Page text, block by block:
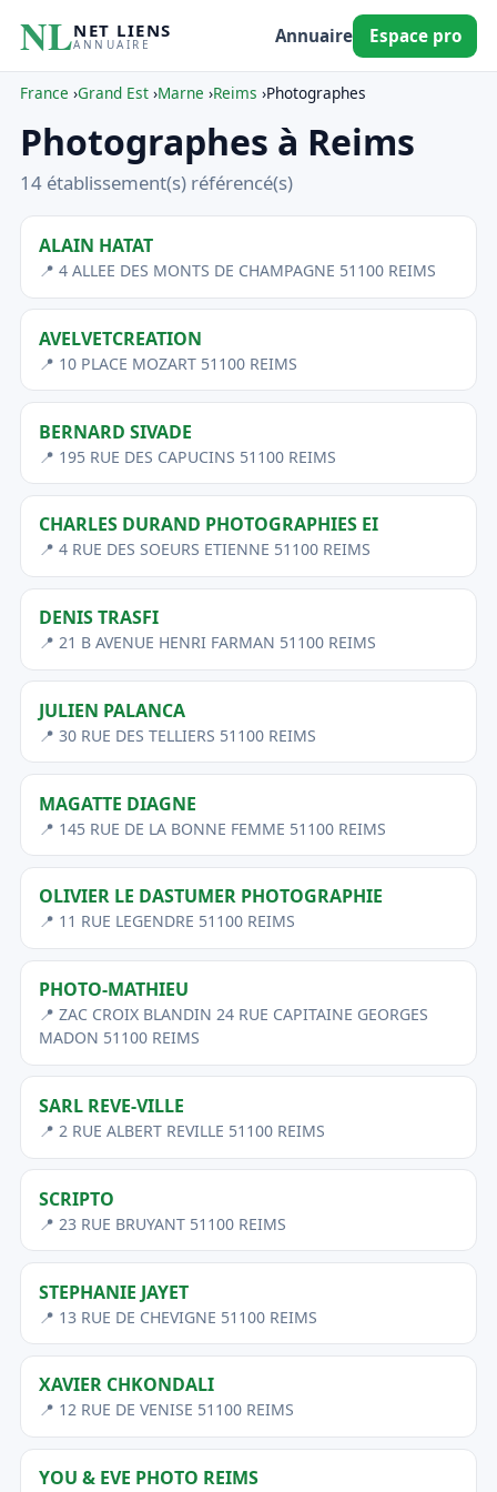
NLNET LIENS
ANNUAIRE Annuaire Espace pro
France ›Grand Est ›Marne ›Reims ›Photographes
Photographes à Reims
14 établissement(s) référencé(s)
ALAIN HATAT
📍 4 ALLEE DES MONTS DE CHAMPAGNE 51100 REIMS
AVELVETCREATION
📍 10 PLACE MOZART 51100 REIMS
BERNARD SIVADE
📍 195 RUE DES CAPUCINS 51100 REIMS
CHARLES DURAND PHOTOGRAPHIES EI
📍 4 RUE DES SOEURS ETIENNE 51100 REIMS
DENIS TRASFI
📍 21 B AVENUE HENRI FARMAN 51100 REIMS
JULIEN PALANCA
📍 30 RUE DES TELLIERS 51100 REIMS
MAGATTE DIAGNE
📍 145 RUE DE LA BONNE FEMME 51100 REIMS
OLIVIER LE DASTUMER PHOTOGRAPHIE
📍 11 RUE LEGENDRE 51100 REIMS
PHOTO-MATHIEU
📍 ZAC CROIX BLANDIN 24 RUE CAPITAINE GEORGES
MADON 51100 REIMS
SARL REVE-VILLE
📍 2 RUE ALBERT REVILLE 51100 REIMS
SCRIPTO
📍 23 RUE BRUYANT 51100 REIMS
STEPHANIE JAYET
📍 13 RUE DE CHEVIGNE 51100 REIMS
XAVIER CHKONDALI
📍 12 RUE DE VENISE 51100 REIMS
YOU & EVE PHOTO REIMS